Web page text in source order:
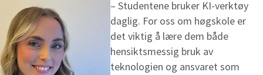
– Studentene bruker KI-verktøy
daglig. For oss om høgskole er
det viktig å lære dem både
hensiktsmessig bruk av
teknologien og ansvaret som